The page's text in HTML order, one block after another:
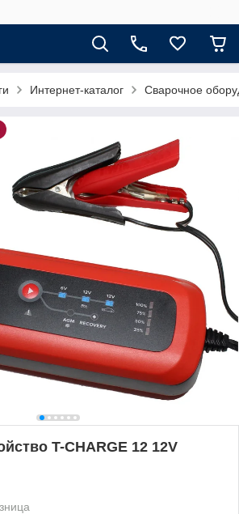
Интернет-каталог Сварочное
T-CHARGE 12 12V